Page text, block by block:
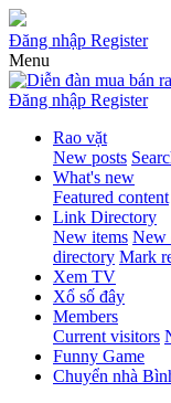
Đăng nhập Register
Menu
Đăng nhập Register
Rao vặt
New posts
What's new
Featured content
Link Directory
New items New
directory Mark
Xem TV
Xổ số đây
Members
Current visitors
Funny Game
Chuyển nhà